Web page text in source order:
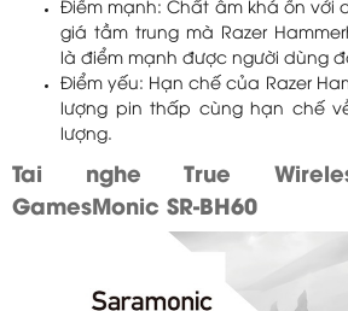
Điểm mạnh: Chất âm khá ổn với
giá tầm trung mà Razer
là điểm mạnh được người dùng
Điểm yếu: Hạn chế của Razer
lượng pin thấp cùng hạn chế
lượng.​
Tai nghe True
GamesMonic SR-BH60